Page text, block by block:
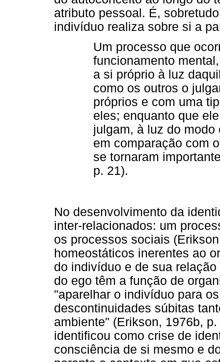
atributo pessoal. É,
indivíduo realiza sobre si a
Um processo que
funcionamento
a si próprio à luz
como os outros o
próprios e com uma
eles; enquanto que
julgam, à luz do
em comparação com
se tornaram
p. 21).
No desenvolvimento da
inter-relacionados: um
os processos sociais
homeostáticos inerentes ao
do indivíduo e de sua
do ego têm a função de
"aparelhar o indivíduo para
descontinuidades súbitas
ambiente" (Erikson, 1976b,
identificou como crise de
consciência de si mesmo e